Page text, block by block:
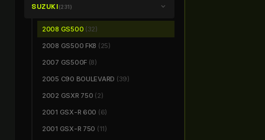
SUZUKI(231) chevron_right
2008 GS500 (32)
2008 GS500 FK8 (25)
2007 GS500F (8)
2005 C90 BOULEVARD (39)
2002 GSXR 750 (2)
2001 GSX-R 600 (6)
2001 GSX-R 750 (11)